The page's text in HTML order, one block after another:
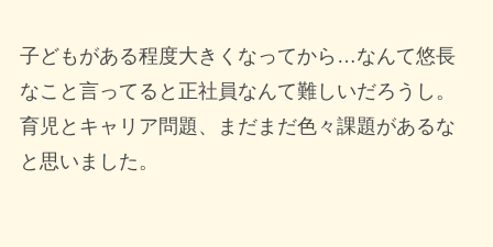
子どもがある程度大きくなってから…なんて悠長
なこと言ってると正社員なんて難しいだろうし。
育児とキャリア問題、まだまだ色々課題があるな
と思いました。